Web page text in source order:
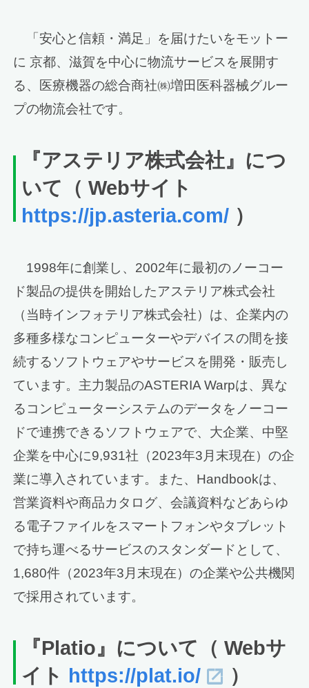
「安心と信頼・満足」を届けたいをモットー
に 京都、滋賀を中心に物流サービスを展開す
る、医療機器の総合商社㈱増田医科器械グルー
プの物流会社です。
『アステリア株式会社』につ
いて（ Webサイト
https://jp.asteria.com/ ）
1998年に創業し、2002年に最初のノーコー
ド製品の提供を開始したアステリア株式会社
（当時インフォテリア株式会社）は、企業内の
多種多様なコンピューターやデバイスの間を接
続するソフトウェアやサービスを開発・販売し
ています。主力製品のASTERIA Warpは、異な
るコンピューターシステムのデータをノーコー
ドで連携できるソフトウェアで、大企業、中堅
企業を中心に9,931社（2023年3月末現在）の企
業に導入されています。また、Handbookは、
営業資料や商品カタログ、会議資料などあらゆ
る電子ファイルをスマートフォンやタブレット
で持ち運べるサービスのスタンダードとして、
1,680件（2023年3月末現在）の企業や公共機関
で採用されています。
『Platio』について（ Webサ
イト
https://plat.io/ ）